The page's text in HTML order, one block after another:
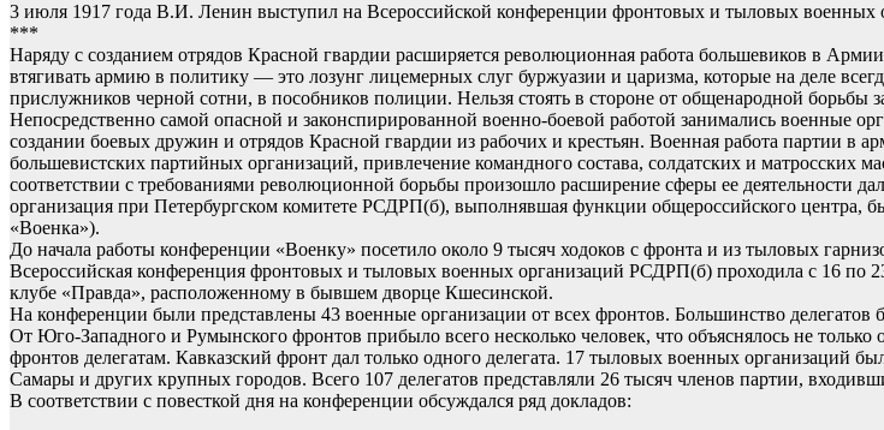
3 июля 1917 года В.И. Ленин выступил на Всероссийской конференции фронтовых и тыловых
***
Наряду с созданием отрядов Красной гвардии расширяется революционная работа большевиков в
втягивать армию в политику — это лозунг лицемерных слуг буржуазии и царизма, которые на деле
прислужников черной сотни, в пособников полиции. Нельзя стоять в стороне от общенародной
Непосредственно самой опасной и законспирированной военно-боевой работой занимались военные
создании боевых дружин и отрядов Красной гвардии из рабочих и крестьян. Военная работа партии в
большевистских партийных организаций, привлечение командного состава, солдатских и матросских
соответствии с требованиями революционной борьбы произошло расширение сферы ее деятельности
организация при Петербургском комитете РСДРП(б), выполнявшая функции общероссийского
«Военка»).
До начала работы конференции «Военку» посетило около 9 тысяч ходоков с фронта и из тыловых
Всероссийская конференция фронтовых и тыловых военных организаций РСДРП(б) проходила с 16 по
клубе «Правда», расположенному в бывшем дворце Кшесинской.
На конференции были представлены 43 военные организации от всех фронтов. Большинство
От Юго-Западного и Румынского фронтов прибыло всего несколько человек, что объяснялось не
фронтов делегатам. Кавказский фронт дал только одного делегата. 17 тыловых военных организаций
Самары и других крупных городов. Всего 107 делегатов представляли 26 тысяч членов партии,
В соответствии с повесткой дня на конференции обсуждался ряд докладов: